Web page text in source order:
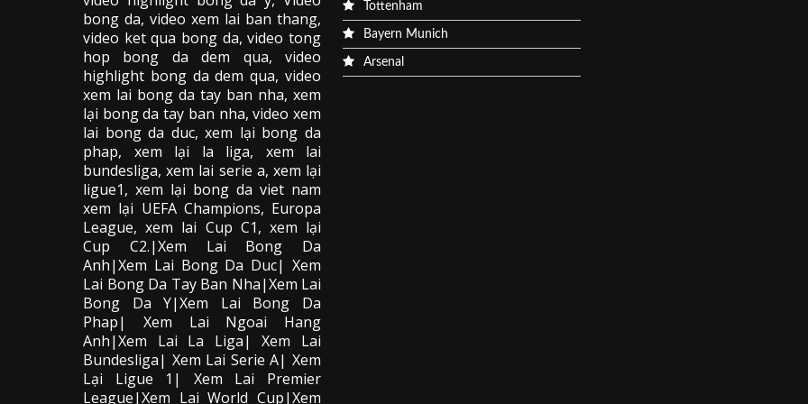
bong da, video xem lai ban thang,
video ket qua bong da, video tong
hop bong da dem qua, video
highlight bong da dem qua,video
xem lai bong da tay ban nha, xem
lại bong da tay ban nha,video xem
lai bong da duc, xem lại bong da
phap, xem lại la liga, xem lai
bundesliga, xem lai serie a, xem lại
ligue1, xem lại bong da viet nam
xem lại UEFA Champions, Europa
League, xem lai Cup C1, xem lại
Cup C2.|Xem Lai Bong Da
Anh|Xem Lai Bong Da Duc| Xem
Lai Bong Da Tay Ban Nha|Xem Lai
Bong Da Y|Xem Lai Bong Da
Phap| Xem Lai Ngoai Hang
Anh|Xem Lai La Liga| Xem Lai
Bundesliga| Xem Lai Serie A| Xem
Lại Ligue 1| Xem Lai Premier
League|Xem Lai World Cup|Xem
Tottenham
Bayern Munich
Arsenal